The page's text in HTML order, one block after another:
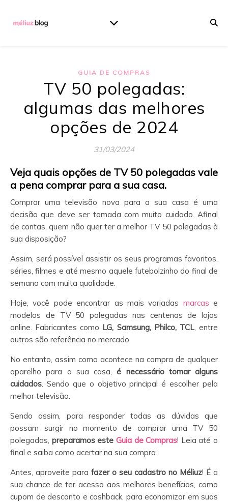
GUIA DE COMPRAS
TV 50 polegadas:
algumas das melhores
opções de 2024
31/03/2024
Veja quais opções de TV 50 polegadas vale
a pena comprar para a sua casa.
Comprar uma televisão nova para a sua casa é uma
decisão que deve ser tomada com muito cuidado. Afinal
de contas, quem não quer ter a melhor TV 50 polegadas à
sua disposição?
Assim, será possível assistir os seus programas favoritos,
séries, filmes e até mesmo aquele futebolzinho do final de
semana com muita qualidade.
Hoje, você pode encontrar as mais variadas marcas e
modelos de TV 50 polegadas nas centenas de lojas
online. Fabricantes como LG, Samsung, Philco, TCL, entre
outros são referência no mercado.
No entanto, assim como acontece na compra de qualquer
aparelho para a sua casa,é necessário tomar alguns
cuidados. Sendo que o objetivo principal é escolher pela
melhor televisão.
Sendo assim, para responder todas as dúvidas que
possam surgir no momento de comprar uma TV 50
polegadas, preparamos este Guia de Compras! Leia até o
final e saiba como acertar na sua compra.
Antes, aproveite para fazer o seu cadastro no Méliuz! É a
sua chance de ter acesso aos melhores benefícios, como
cupom de desconto e cashback, para economizar em suas